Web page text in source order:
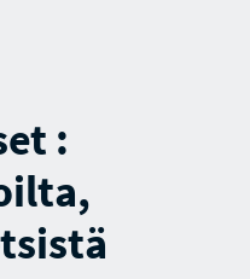
: